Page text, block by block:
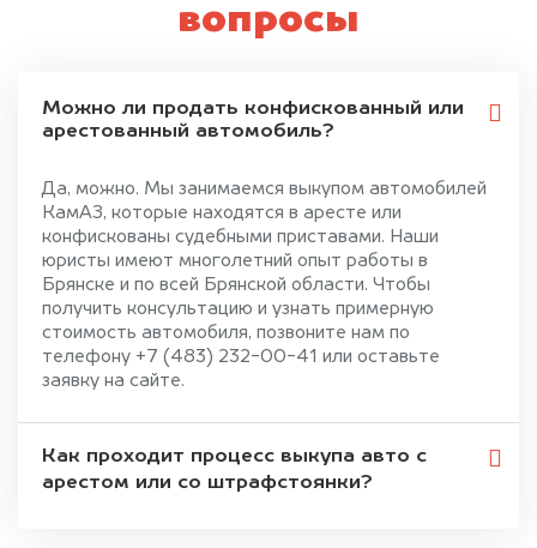
вопросы
Можно ли продать конфискованный или
арестованный автомобиль?
Да, можно. Мы занимаемся выкупом автомобилей
КамАЗ, которые находятся в аресте или
конфискованы судебными приставами. Наши
юристы имеют многолетний опыт работы в
Брянске и по всей Брянской области. Чтобы
получить консультацию и узнать примерную
стоимость автомобиля, позвоните нам по
телефону +7 (483) 232-00-41 или оставьте
заявку на сайте.
Как проходит процесс выкупа авто с
арестом или со штрафстоянки?